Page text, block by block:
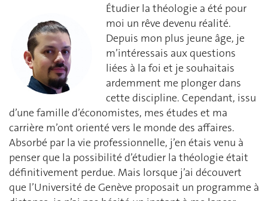
Étudier la théologie a été pour
moi un rêve devenu réalité.
Depuis mon plus jeune âge, je
m’intéressais aux questions
liées à la foi et je souhaitais
ardemment me plonger dans
cette discipline. Cependant, issu
d’une famille d’économistes, mes études et ma
carrière m’ont orienté vers le monde des affaires.
Absorbé par la vie professionnelle, j’en étais venu à
penser que la possibilité d’étudier la théologie était
définitivement perdue. Mais lorsque j’ai découvert
que l’Université de Genève proposait un programme à